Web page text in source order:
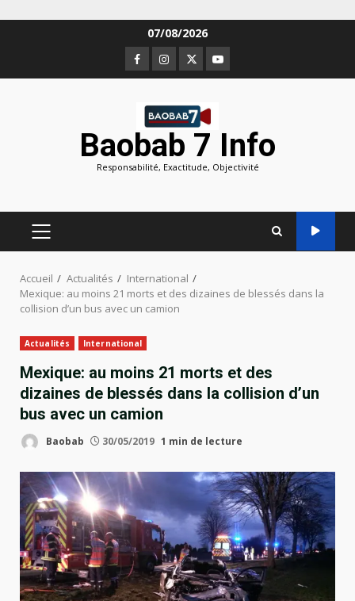
07/08/2026
Facebook
Instagram
TwitterYoutube
Baobab 7 Info
Responsabilité, Exactitude, Objectivité
MENU
PRINCIPAL
Accueil Actualités
International
Mexique: au moins 21 morts et des dizaines de blessés dans la
collision d’un bus avec un camion
Actualités International
Mexique: au moins 21 morts et des
dizaines de blessés dans la collision d’un
bus avec un camion
Baobab 30/05/2019 1 min de lecture